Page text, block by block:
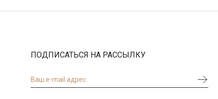
ПОДПИСАТЬСЯ НА РАССЫЛКУ